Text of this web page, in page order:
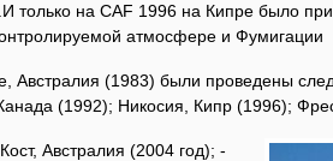
только на CAF 1996 на Кипре было
атмосфере и Фумигации
Австралия (1983) были проведены
(1992); Никосия, Кипр (1996);
Австралия (2004 год); -